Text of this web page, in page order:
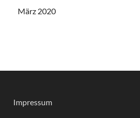
März 2020
Impressum